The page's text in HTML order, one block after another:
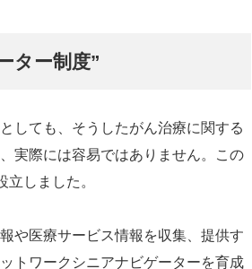
ター制度”
しても、そうしたがん治療に関する
実際には容易ではありません。この
しました。
や医療サービス情報を収集、提供す
トワークシニアナビゲーターを育成